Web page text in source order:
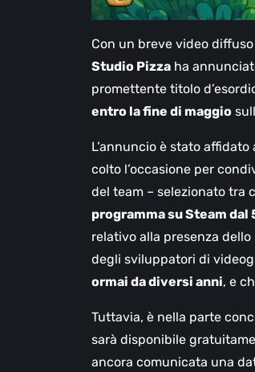
Con un breve video
Studio Pizza ha
promettente titolo
entro la fine di maggio
L’annuncio è stato affidato
colto l’occasione per
del team – selezionato tra
programma su Steam dal
relativo alla presenza dello
degli sviluppatori di
ormai da diversi anni, e
Tuttavia, è nella parte
sarà disponibile
ancora comunicata una